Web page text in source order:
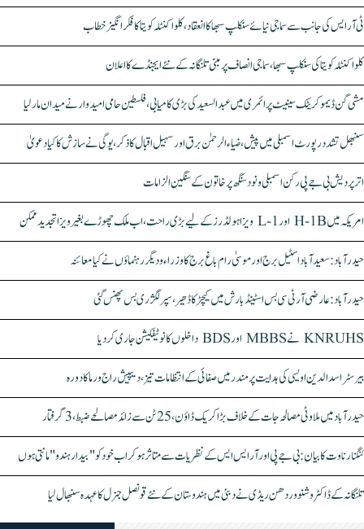
ٹی آر ایس کی جانب سے سماجی نیائے سنکلپ سبھا کا انعقاد، کلواکنٹلہ کویتا کا فکر انگیز خطاب
کلواکنٹلہ کویتا کی سنکلپ سبھا، سماجی انصاف پر مبنی تلنگانہ کے نئے ایجنڈے کا اعلان
مشی گن ڈیموکریٹک سینیٹ پرائمری میں عبدالسعید کی بڑی کامیابی، فلسطین حامی امیدوار نے میدان مار لیا
سنبھل تشدد رپورٹ اسمبلی میں پیش، ضیاء الرحمٰن برق اور سہیل اقبال کا ذکر، یوگی نے سازش کا کیا دعویٰ
اتر پردیش بی جے پی رکن اسمبلی ونود سنگھ پر خاتون کے سنگین الزامات
امریکہ میں H-1B اور L-1 ویزا ہولڈرز کے لیے بڑی راحت، اب ملک چھوڑے بغیر ویزا تجدید ممکن
حیدرآباد: سعیدآباد اسٹیل برج اور موسیٰ رام باغ برج کا وزراء و دیگر رہنماؤں نے کیا معائنہ
حیدرآباد: عارضی آر ٹی سی بس اسٹینڈ بارش میں کیچڑ کا ڈھیر، سپر لگژری بس پھنس گئی
KNRUHS نے MBBS اور BDS داخلوں کا نوٹیفکیشن جاری کر دیا
بیرسٹر اسدالدین اویسی کی ہدایت پر مندر میں صفائی کے انتظامات تیز، دیپیش راج ورما کا دورہ
حیدرآباد میں ملاوٹی مصالحہ جات کے خلاف بڑا کریک ڈاؤن، 25 ٹن سے زائد مصالحے ضبط، 3 گرفتار
کنگنا رناوت کا بیان: بی جے پی اور آر ایس ایس کے نظریات سے متاثر ہو کر اب خود کو "بیدار ہندو" مانتی ہوں
تلنگانہ کے ڈاکٹر وشنو وردھن ریڈی نے دبئی میں ہندوستان کے نئے قونصل جنرل کا عہدہ سنبھال لیا